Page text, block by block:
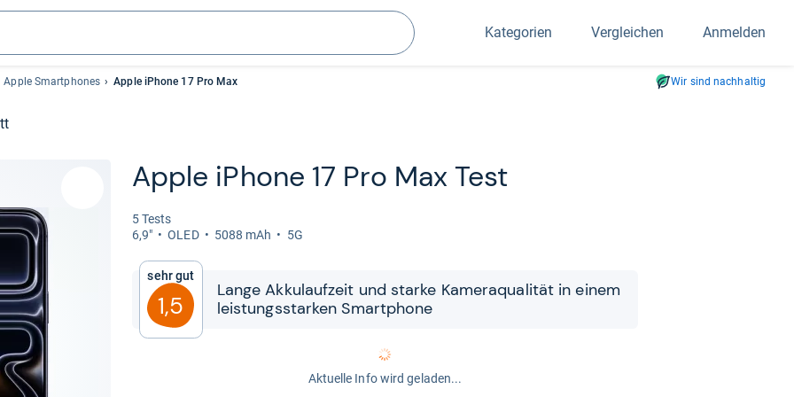
Suchen
Kategorien Vergleichen Anmelden
Apple Smartphones Apple iPhone 17 Pro Max Wir sind nachhaltig
Apple iPhone 17 Pro Max Test
5 Tests
6,9"
OLED 5088 mAh 5G
Sehr gut
1,5
Lange Akku­lauf­zeit und starke Kame­raqua­li­tät in einem
leis­tungs­star­ken Smart­phone
Aktuelle Info wird geladen...